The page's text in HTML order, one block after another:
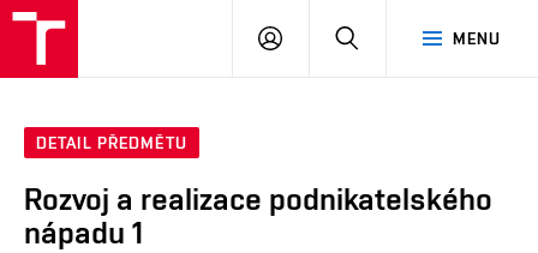
MENU
PŘIHLÁSIT
DETAIL PŘEDMĚTU
Rozvoj a realizace podnikatelského
nápadu 1